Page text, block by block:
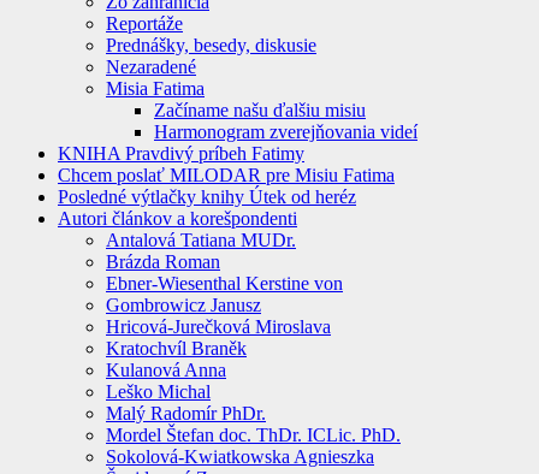
Reportáže
Prednášky, besedy, diskusie
Nezaradené
Misia Fatima
Začíname našu ďalšiu misiu
Harmonogram zverejňovania videí
KNIHA Pravdivý príbeh Fatimy
Chcem poslať MILODAR pre Misiu Fatima
Posledné výtlačky knihy Útek od heréz
Autori článkov a korešpondenti
Antalová Tatiana MUDr.
Brázda Roman
Ebner-Wiesenthal Kerstine von
Gombrowicz Janusz
Hricová-Jurečková Miroslava
Kratochvíl Braněk
Kulanová Anna
Leško Michal
Malý Radomír PhDr.
Mordel Štefan doc. ThDr. ICLic. PhD.
Sokolová-Kwiatkowska Agnieszka